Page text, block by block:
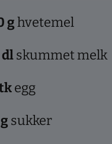
ghvetemel
dlskummet melk
egg
g sukker